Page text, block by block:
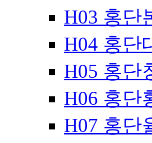
H03 홍단
H04 홍단
H05 홍단
H06 홍단
H07 홍단